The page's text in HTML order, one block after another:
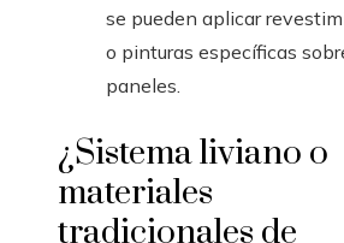
se pueden aplicar
o pinturas específicas
paneles.
¿Sistema liviano o
materiales
tradicionales de